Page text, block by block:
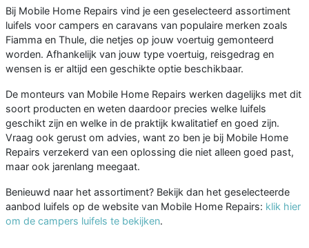
Bij Mobile Home Repairs vind je een geselecteerd assortiment
luifels voor campers en caravans van populaire merken zoals
Fiamma en Thule, die netjes op jouw voertuig gemonteerd
worden. Afhankelijk van jouw type voertuig, reisgedrag en
wensen is er altijd een geschikte optie beschikbaar.
De monteurs van Mobile Home Repairs werken dagelijks met dit
soort producten en weten daardoor precies welke luifels
geschikt zijn en welke in de praktijk kwalitatief en goed zijn.
Vraag ook gerust om advies, want zo ben je bij Mobile Home
Repairs verzekerd van een oplossing die niet alleen goed past,
maar ook jarenlang meegaat.
Benieuwd naar het assortiment? Bekijk dan het geselecteerde
aanbod luifels op de website van Mobile Home Repairs: klik hier
om de campers luifels te bekijken.